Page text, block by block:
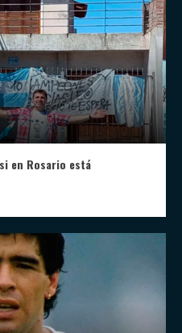
en Rosario está